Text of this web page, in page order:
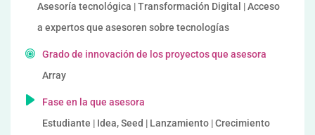
Asesoría tecnológica | Transformación Digital | Acceso
a expertos que asesoren sobre tecnologías
Grado de innovación de los proyectos que asesora
Array
Fase en la que asesora
Estudiante | Idea, Seed | Lanzamiento | Crecimiento